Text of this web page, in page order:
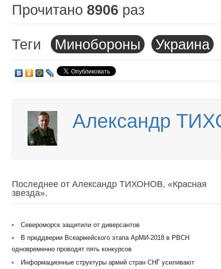
Прочитано 8906 раз
Теги Минобороны Украина
Александр
Последнее от Александр ТИХОНОВ, «Красная
звезда».
Североморск защитили от диверсантов
В преддверии Всеармейского этапа АрМИ-2018 в РВСН
одновременно проводят пять конкурсов
Информационные структуры армий стран СНГ усиливают